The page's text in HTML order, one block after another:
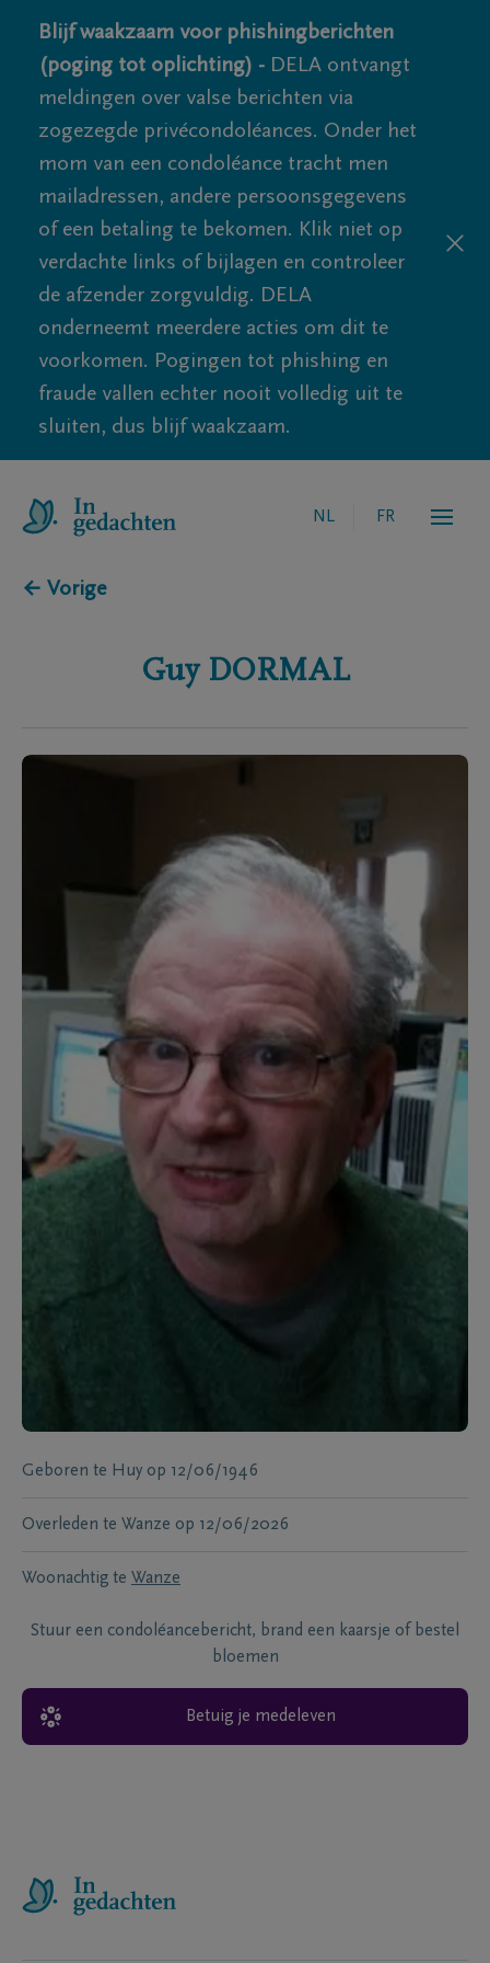
Blijf waakzaam voor phishingberichten
(poging tot oplichting) - DELA ontvangt
meldingen over valse berichten via
zogezegde privécondoléances. Onder het
mom van een condoléance tracht men
mailadressen, andere persoonsgegevens
of een betaling te bekomen. Klik niet op
verdachte links of bijlagen en controleer
de afzender zorgvuldig. DELA
onderneemt meerdere acties om dit te
voorkomen. Pogingen tot phishing en
fraude vallen echter nooit volledig uit te
sluiten, dus blijf waakzaam.
NL FR
← Vorige
Guy DORMAL
Geboren te Huy op 12/06/1946
Overleden te Wanze op 12/06/2026
Woonachtig te Wanze
Stuur een condoléancebericht, brand een kaarsje of bestel
bloemen
Betuig je medeleven